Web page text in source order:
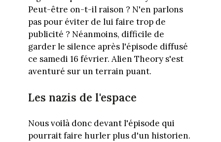
Peut-être on-t-il raison ? N'en parlons
pas pour éviter de lui faire trop de
publicité ? Néanmoins, difficile de
garder le silence après l'épisode diffusé
ce samedi 16 février. Alien Theory s'est
aventuré sur un terrain puant.
Les nazis de l'espace
Nous voilà donc devant l'épisode qui
pourrait faire hurler plus d'un historien.